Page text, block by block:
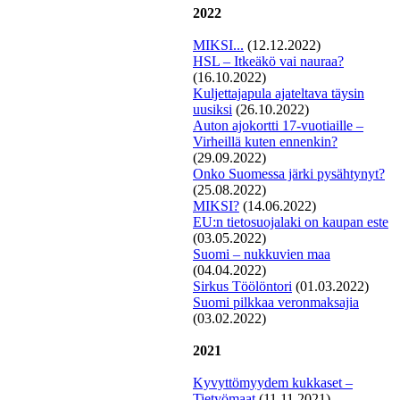
2022
MIKSI... (12.12.2022)
HSL – Itkeäkö vai nauraa?
(16.10.2022)
Kuljettajapula ajateltava täysin
uusiksi (26.10.2022)
Auton ajokortti 17-vuotiaille –
Virheillä kuten ennenkin?
(29.09.2022)
Onko Suomessa järki pysähtynyt?
(25.08.2022)
MIKSI? (14.06.2022)
EU:n tietosuojalaki on kaupan este
(03.05.2022)
Suomi – nukkuvien maa
(04.04.2022)
Sirkus Töölöntori (01.03.2022)
Suomi pilkkaa veronmaksajia
(03.02.2022)
2021
Kyvyttömyydem kukkaset –